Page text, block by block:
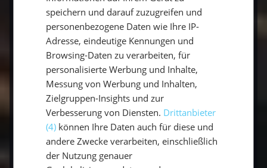
Verrührt den Joghurt in einer Schüssel mit
gepresstem Knoblauch, Olivenöl, Essig und
etwas Zitronensaft. Nun müsst Ihr nur noch die
Gurkenraspeln und den Dill unterheben und
das Ganze mit etwas Salz und Pfeffer
abschmecken.
speichern und darauf zuzugreifen und
personenbezogene Daten wie Ihre IP-
Adresse, eindeutige Kennungen und
Browsing-Daten zu verarbeiten, für
personalisierte Werbung und Inhalte,
Messung von Werbung und Inhalten,
Zielgruppen-Insights und zur
Verbesserung von Diensten. Drittanbieter
(4) können Ihre Daten auch für diese und
andere Zwecke verarbeiten, einschließlich
der Nutzung genauer